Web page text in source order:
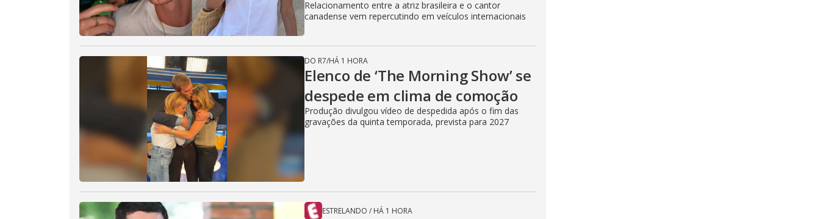
Relacionamento entre a atriz brasileira e o cantor
canadense vem repercutindo em veículos internacionais
DO R7/HÁ 1 HORA
Elenco de ‘The Morning Show’ se
despede em clima de comoção
Produção divulgou vídeo de despedida após o fim das
gravações da quinta temporada, prevista para 2027
ESTRELANDO / HÁ 1 HORA